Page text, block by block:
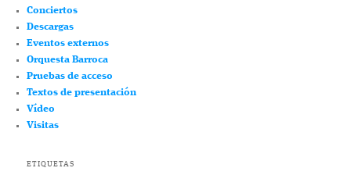
Conciertos
Descargas
Eventos externos
Orquesta Barroca
Pruebas de acceso
Textos de presentación
Vídeo
Visitas
ETIQUETAS